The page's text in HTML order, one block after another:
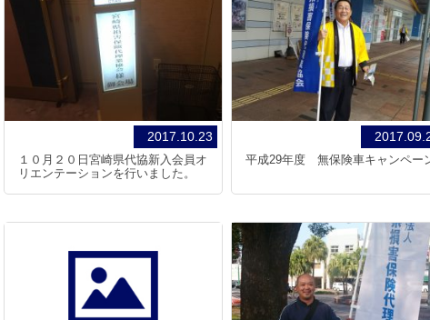
2017.10.23
１０月２０日宮崎県代協新入会員オ
リエンテーションを行いました。
平成29年度 無保険車キャンペー